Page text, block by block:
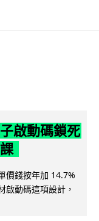
啟動碼鎖死
價錢按年加 14.7%
啟動碼這項設計，